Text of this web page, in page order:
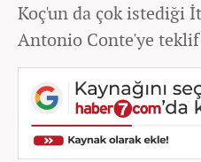
Koç'un da çok istediği
Antonio Conte'ye teklif